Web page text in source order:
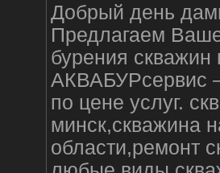
Добрый день
Предлагаем
бурения
АКВАБУРсервис
по цене услуг.
минск,скважина
области,ремонт